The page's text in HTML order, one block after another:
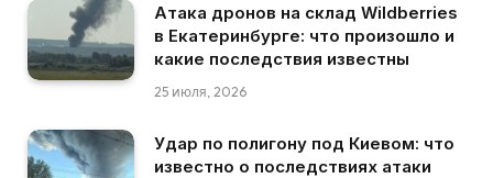
Атака дронов на склад Wildberries
в Екатеринбурге: что произошло и
какие последствия известны
25 июля, 2026
Удар по полигону под Киевом: что
известно о последствиях атаки